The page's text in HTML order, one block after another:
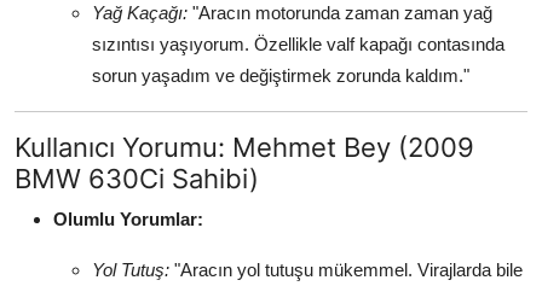
Yağ Kaçağı: "Aracın motorunda zaman zaman yağ
sızıntısı yaşıyorum. Özellikle valf kapağı contasında
sorun yaşadım ve değiştirmek zorunda kaldım."
Kullanıcı Yorumu: Mehmet Bey (2009
BMW 630Ci Sahibi)
Olumlu Yorumlar:
Yol Tutuş: "Aracın yol tutuşu mükemmel. Virajlarda bile